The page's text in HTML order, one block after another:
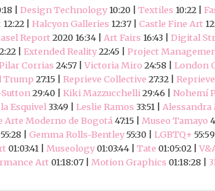
| Design Technology 10:20 | Textiles 10:22 |
12:22 | Halcyon Galleries 12:37 | Castle Fine Art
Report2020 16:34 | Art Fairs 16:43 | Digital
| Extended Reality22:45 | Project
Corrias 24:57 | Victoria Miro 24:58 | London
Trump 27:15 | Reprieve Collective 27:32 | Reprieve
29:40 | Kiki Mazzucchelli 29:46 | Nohemí
Esquivel 33:49 | Leslie Ramos 33:51 | Alessandra
Arte Moderno de Bogotá 47:15 | Museo Tamayo
55:28 | Gemma Rolls-Bentley55:30 | LGBTQ+ 55:59
01:03:41 | Museology01:03:44 | Tate 01:05:02 |
Art01:18:07 | Motion Graphics 01:18:28 |